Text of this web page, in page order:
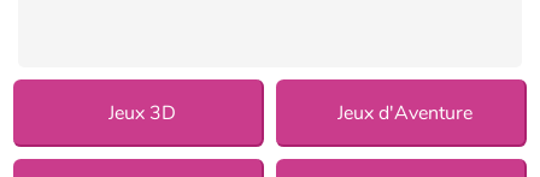
Jeux 3D Jeux d'Aventure